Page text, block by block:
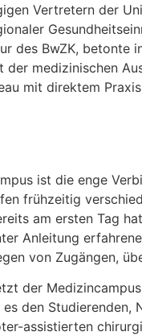
Vertretern der
des BwZK, betonte
medizinischen
mit direktem
ist die enge
frühzeitig
am ersten Tag
Anleitung
von Zugängen,
der
den Studierenden,
assistierten